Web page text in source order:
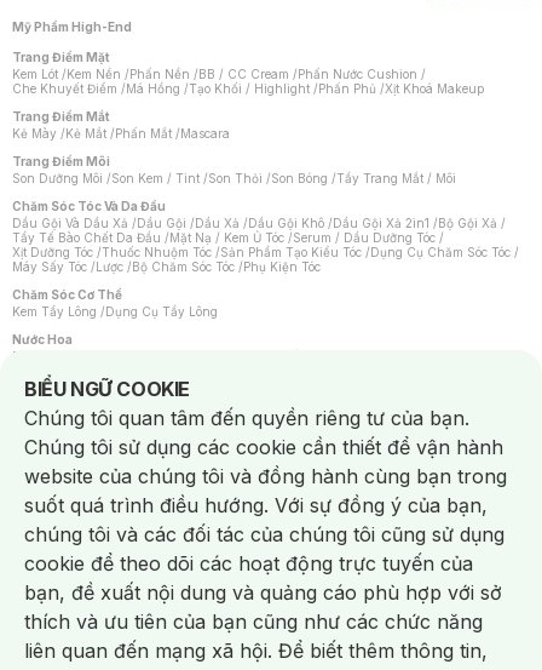
Mỹ Phẩm High-End
Trang Điểm Mặt
Kem Lót /Kem Nền /Phấn Nền /BB / CC Cream /Phấn Nước Cushion /
Che Khuyết Điểm /Má Hồng /Tạo Khối / Highlight /Phấn Phủ /Xịt Khoá Makeup
Trang Điểm Mắt
Kẻ Mày /Kẻ Mắt /Phấn Mắt /Mascara
Trang Điểm Môi
Son Dưỡng Môi /Son Kem / Tint /Son Thỏi /Son Bóng /Tẩy Trang Mắt / Môi
Chăm Sóc Tóc Và Da Đầu
Dầu Gội Và Dầu Xả /Dầu Gội /Dầu Xả /Dầu Gội Khô /Dầu Gội Xả 2in1 /Bộ Gội Xả /
Tẩy Tế Bào Chết Da Đầu /Mặt Nạ / Kem Ủ Tóc /Serum / Dầu Dưỡng Tóc /
Xịt Dưỡng Tóc /Thuốc Nhuộm Tóc /Sản Phẩm Tạo Kiểu Tóc /Dụng Cụ Chăm Sóc Tóc /
Máy Sấy Tóc /Lược /Bộ Chăm Sóc Tóc /Phụ Kiện Tóc
Chăm Sóc Cơ Thể
Kem Tẩy Lông /Dụng Cụ Tẩy Lông
Nước Hoa
Nước Hoa Nữ
Chăm Sóc Cá Nhân
Chống Muỗi /Khẩu Trang /Máy Massage/Mặt Nạ Xông Hơi /Nước Rửa Tay/
Sản Phẩm Chăm Sóc Khác /Bàn Chải Đánh Răng /Bàn Chải Điện/
Hỗ Trợ Trắng Răng/Kem Đánh Răng /Máy Tăm Nước/ Nước Súc Miệng/
Tăm / Chỉ Nha Khoa/ Xịt Thơm Miệng / Dung Dịch Vệ Sinh/Dưỡng Vùng Kín/
Khăn Ướt Vệ Sinh Vùng Kín/Băng Vệ Sinh/Tampon/Bọt Cạo Râu /Dao Cạo Râu/
Máy Cạo Râu
Vấn Đề Về Da
Da Dầu / Lỗ Chân Lông To/ Da Khô / Mất Nước/ Da Lão Hóa/ Da Mụn/
Da Nhạy Cảm / Kích Ứng
Da Xỉn Màu Thâm / Nám / Tàn Nhang
Quầng Thâm & Bọng Mắt /Sẹo /Viêm Da Cơ Địa
Dụng Cụ / Phụ Kiện Chăm Sóc Da
Bông Tẩy Trang
Khăn Lau Mặt Khô Dụng Cụ / Máy Rửa Mặt Máy Chăm Sóc Da
Dụng Cụ Chăm Sóc Khác
BIỂU NGỮ COOKIE
Notice about cookies usage
Chúng tôi quan tâm đến quyền riêng tư của bạn.
Chúng tôi sử dụng các cookie cần thiết để vận hành
website của chúng tôi và đồng hành cùng bạn trong
suốt quá trình điều hướng. Với sự đồng ý của bạn,
chúng tôi và các đối tác của chúng tôi cũng sử dụng
cookie để theo dõi các hoạt động trực tuyến của
bạn, đề xuất nội dung và quảng cáo phù hợp với sở
thích và ưu tiên của bạn cũng như các chức năng
liên quan đến mạng xã hội. Để biết thêm thông tin,